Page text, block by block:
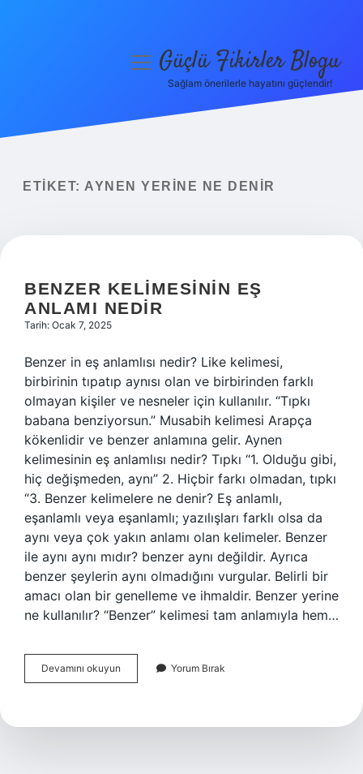
Yasal Uyarı
menüyüGüçlü Fikirler Blogu
Sağlam önerilerle hayatını güçlendir!
ETIKET: AYNEN YERINE NE DENIR
BENZER KELIMESININ EŞ
ANLAMI NEDIR
Tarih: Ocak 7, 2025
Benzer in eş anlamlısı nedir? Like kelimesi,
birbirinin tıpatıp aynısı olan ve birbirinden farklı
olmayan kişiler ve nesneler için kullanılır. “Tıpkı
babana benziyorsun.” Musabih kelimesi Arapça
kökenlidir ve benzer anlamına gelir. Aynen
kelimesinin eş anlamlısı nedir? Tıpkı “1. Olduğu gibi,
hiç değişmeden, aynı” 2. Hiçbir farkı olmadan, tıpkı
“3. Benzer kelimelere ne denir? Eş anlamlı,
eşanlamlı veya eşanlamlı; yazılışları farklı olsa da
aynı veya çok yakın anlamı olan kelimeler. Benzer
ile aynı aynı mıdır? benzer aynı değildir. Ayrıca
benzer şeylerin aynı olmadığını vurgular. Belirli bir
amacı olan bir genelleme ve ihmaldir. Benzer yerine
ne kullanılır? “Benzer” kelimesi tam anlamıyla hem…
Devamını okuyun
Kelimesinin
Nedir
Yorum Bırak